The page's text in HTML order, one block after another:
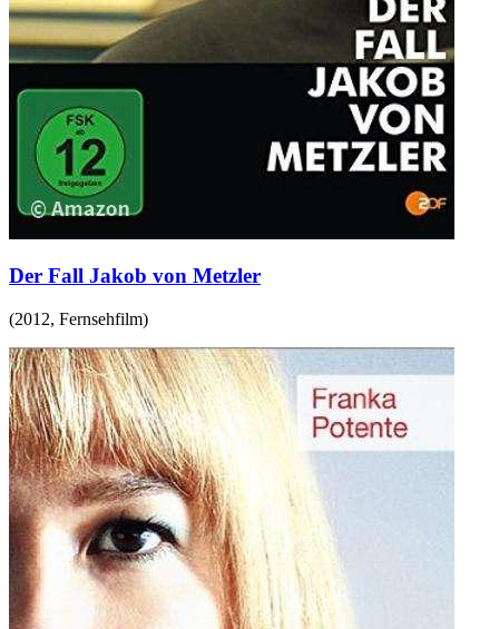
Der Fall Jakob von Metzler
(2012, Fernsehfilm)